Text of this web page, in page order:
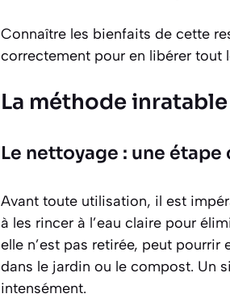
Connaître les bienfaits de cette
correctement pour en libérer tout
La méthode
Le nettoyage : une étape
Avant toute utilisation, il est
à les rincer à l’eau claire pour
elle n’est pas retirée, peut
dans le jardin ou le compost. Un
intensément.